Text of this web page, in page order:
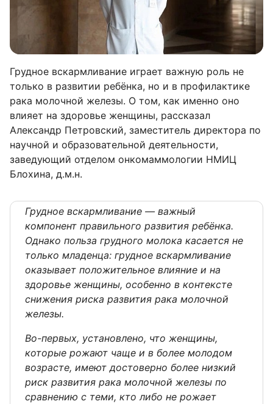
Грудное вскармливание играет важную роль не
только в развитии ребёнка, но и в профилактике
рака молочной железы. О том, как именно оно
влияет на здоровье женщины, рассказал
Александр Петровский, заместитель директора по
научной и образовательной деятельности,
заведующий отделом онкомаммологии НМИЦ
Блохина, д.м.н.
Грудное вскармливание — важный
компонент правильного развития ребёнка.
Однако польза грудного молока касается не
только младенца: грудное вскармливание
оказывает положительное влияние и на
здоровье женщины, особенно в контексте
снижения риска развития рака молочной
железы.
Во-первых, установлено, что женщины,
которые рожают чаще и в более молодом
возрасте, имеют достоверно более низкий
риск развития рака молочной железы по
сравнению с теми, кто либо не рожает